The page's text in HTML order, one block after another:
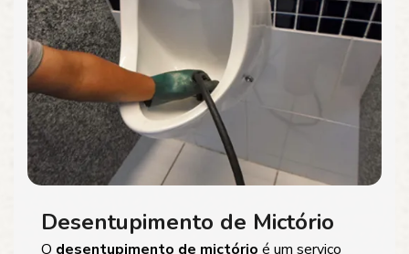
Desentupimento de Mictório
O desentupimento de mictório é um serviço